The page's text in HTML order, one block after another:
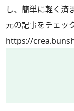
し、簡単に軽く済
元の記事をチェッ
https://